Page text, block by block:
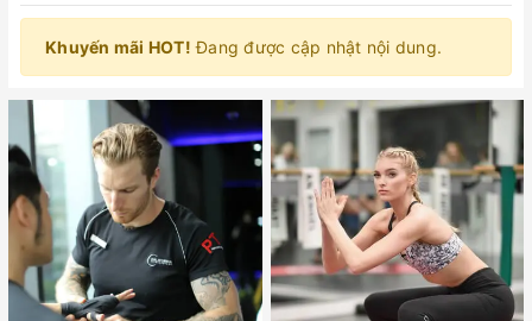
Khuyến mãi HOT! Đang được cập nhật nội dung.